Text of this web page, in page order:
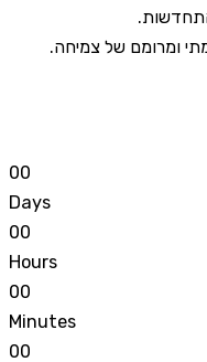
ומרומם של צמיחה.
00
Days
00
Hours
00
Minutes
00